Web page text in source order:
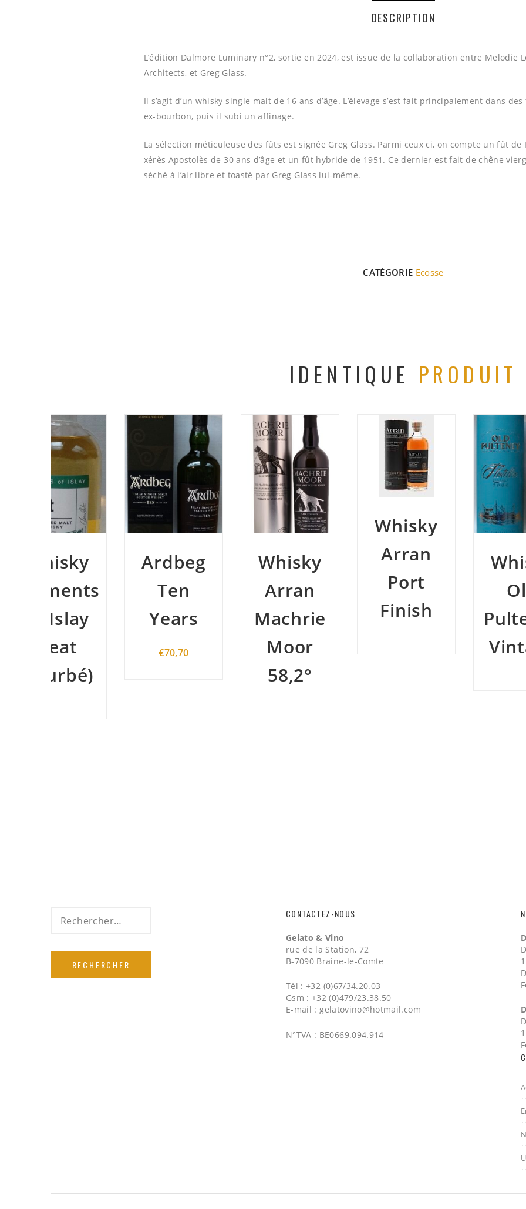
DESCRIPTION
L’édition Dalmore Luminary n°2, sortie en 2024, est issue de la collaboration entre Melodie
Architects, et Greg Glass.
Il s’agit d’un whisky single malt de 16 ans d’âge. L’élevage s’est fait principalement dans
ex-bourbon, puis il subi un affinage.
La sélection méticuleuse des fûts est signée Greg Glass. Parmi ceux ci, on compte un fût
xérès Apostolès de 30 ans d’âge et un fût hybride de 1951. Ce dernier est fait de chêne
séché à l’air libre et toasté par Greg Glass lui-même.
CATÉGORIE Ecosse
IDENTIQUE PRODUIT
Ardbeg
Ten
Years
Whisky
Machrie
Whisky
Arran
Finish
Whisky
Pulteney
Vintage
Rechercher : CONTACTEZ-NOUS
Gelato & Vino
rue de la Station, 72
B-7090 Braine-le-Comte
Tél : +32 (0)67/34.20.03
Gsm : +32 (0)479/23.38.50
E-mail :gelatovino@hotmail.com
N°TVA : BE0669.094.914